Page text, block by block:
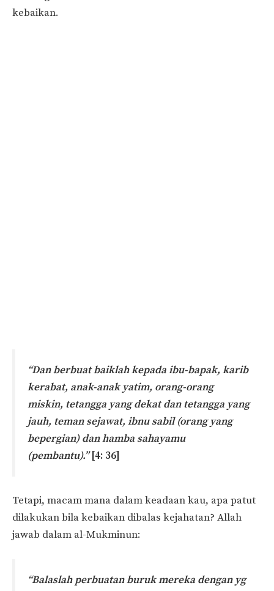
kebaikan.
“Dan berbuat baiklah kepada ibu-bapak, karib
kerabat, anak-anak yatim, orang-orang
miskin, tetangga yang dekat dan tetangga yang
jauh, teman sejawat, ibnu sabil (orang yang
bepergian) dan hamba sahayamu
(pembantu).”[4: 36]
Tetapi, macam mana dalam keadaan kau, apa patut
dilakukan bila kebaikan dibalas kejahatan? Allah
jawab dalam al-Mukminun:
“Balaslah perbuatan buruk mereka dengan yg